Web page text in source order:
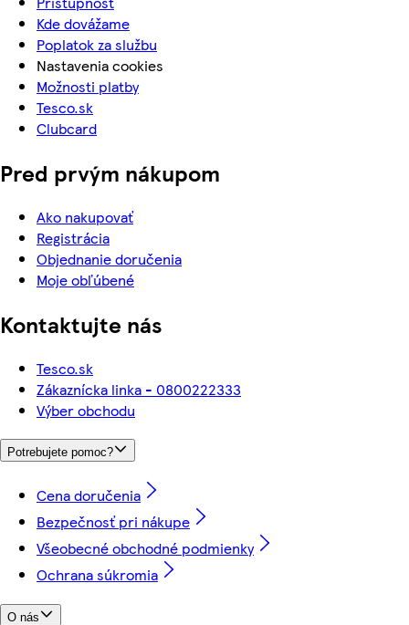
Kde dovážame
Poplatok za službu
Nastavenia cookies
Možnosti platby
Tesco.sk
Clubcard
Pred prvým nákupom
Ako nakupovať
Registrácia
Objednanie doručenia
Moje obľúbené
Kontaktujte nás
Tesco.sk
Zákaznícka linka - 0800222333
Výber obchodu
Potrebujete pomoc?
Cena doručenia
Bezpečnosť pri nákupe
Všeobecné obchodné podmienky
Ochrana súkromia
O nás